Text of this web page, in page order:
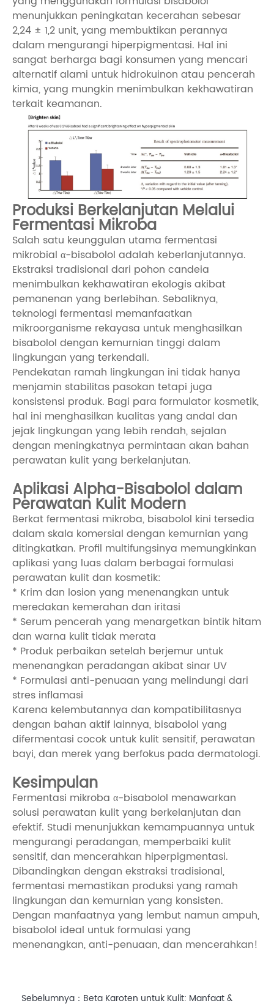
menunjukkan peningkatan kecerahan sebesar
2,24 ± 1,2 unit, yang membuktikan perannya
dalam mengurangi hiperpigmentasi. Hal ini
sangat berharga bagi konsumen yang mencari
alternatif alami untuk hidrokuinon atau pencerah
kimia, yang mungkin menimbulkan kekhawatiran
terkait keamanan.
Produksi Berkelanjutan Melalui
Fermentasi Mikroba
Salah satu keunggulan utama fermentasi
mikrobial α-bisabolol adalah keberlanjutannya.
Ekstraksi tradisional dari pohon candeia
menimbulkan kekhawatiran ekologis akibat
pemanenan yang berlebihan. Sebaliknya,
teknologi fermentasi memanfaatkan
mikroorganisme rekayasa untuk menghasilkan
bisabolol dengan kemurnian tinggi dalam
lingkungan yang terkendali.
Pendekatan ramah lingkungan ini tidak hanya
menjamin stabilitas pasokan tetapi juga
konsistensi produk. Bagi para formulator kosmetik,
hal ini menghasilkan kualitas yang andal dan
jejak lingkungan yang lebih rendah, sejalan
dengan meningkatnya permintaan akan bahan
perawatan kulit yang berkelanjutan.
Aplikasi Alpha-Bisabolol dalam
Perawatan Kulit Modern
Berkat fermentasi mikroba, bisabolol kini tersedia
dalam skala komersial dengan kemurnian yang
ditingkatkan. Profil multifungsinya memungkinkan
aplikasi yang luas dalam berbagai formulasi
perawatan kulit dan kosmetik:
* Krim dan losion yang menenangkan untuk
meredakan kemerahan dan iritasi
* Serum pencerah yang menargetkan bintik hitam
dan warna kulit tidak merata
* Produk perbaikan setelah berjemur untuk
menenangkan peradangan akibat sinar UV
* Formulasi anti-penuaan yang melindungi dari
stres inflamasi
Karena kelembutannya dan kompatibilitasnya
dengan bahan aktif lainnya, bisabolol yang
difermentasi cocok untuk kulit sensitif, perawatan
bayi, dan merek yang berfokus pada dermatologi.
Kesimpulan
Fermentasi mikroba α-bisabolol menawarkan
solusi perawatan kulit yang berkelanjutan dan
efektif. Studi menunjukkan kemampuannya untuk
mengurangi peradangan, memperbaiki kulit
sensitif, dan mencerahkan hiperpigmentasi.
Dibandingkan dengan ekstraksi tradisional,
fermentasi memastikan produksi yang ramah
lingkungan dan kemurnian yang konsisten.
Dengan manfaatnya yang lembut namun ampuh,
bisabolol ideal untuk formulasi yang
menenangkan, anti-penuaan, dan mencerahkan!
Sebelumnya： Beta Karoten untuk Kulit: Manfaat &